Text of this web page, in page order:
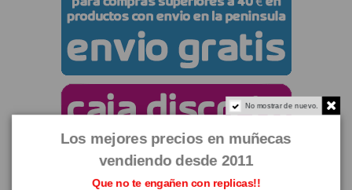
No mostrar de nuevo.
Los mejores precios en muñecas
vendiendo desde 2011
Que no te engañen con replicas!!